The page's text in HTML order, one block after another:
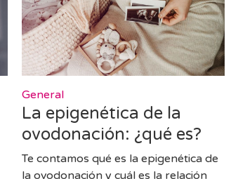
General
La epigenética de la
ovodonación: ¿qué es?
Te contamos qué es la epigenética de
la ovodonación y cuál es la relación